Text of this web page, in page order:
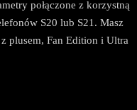
połączone z korzystną
S20 lub S21. Masz
plusem, Fan Edition i Ultra